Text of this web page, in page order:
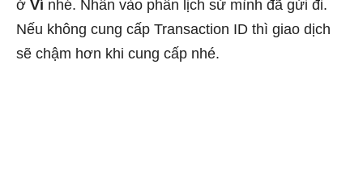
ở Ví nhé. Nhấn vào phần lịch sử mình đã gửi đi.
Nếu không cung cấp Transaction ID thì giao dịch
sẽ chậm hơn khi cung cấp nhé.